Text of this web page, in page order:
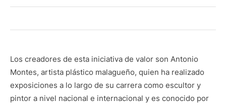
Los creadores de esta iniciativa de valor son Antonio
Montes, artista plástico malagueño, quien ha realizado
exposiciones a lo largo de su carrera como escultor y
pintor a nivel nacional e internacional y es conocido por